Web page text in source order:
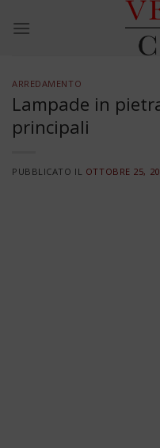
ARREDAMENTO
Lampade in
principali
PUBBLICATO IL OTTOBRE 25,